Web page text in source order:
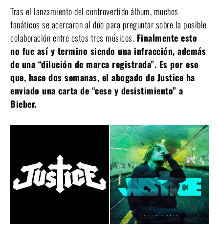
Tras el lanzamiento del controvertido álbum, muchos
fanáticos se acercaron al dúo para preguntar sobre la posible
colaboración entre estos tres músicos. Finalmente esto
no fue así y termino siendo una infracción, además
de una “dilución de marca registrada”. Es por eso
que, hace dos semanas, el abogado de Justice ha
enviado una carta de “cese y desistimiento” a
Bieber.